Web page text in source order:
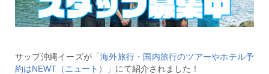
サップ沖縄イーズが 「海外旅行・国内旅行のツアーやホテル予
約はNEWT（ニュート）」 にて紹介されました！